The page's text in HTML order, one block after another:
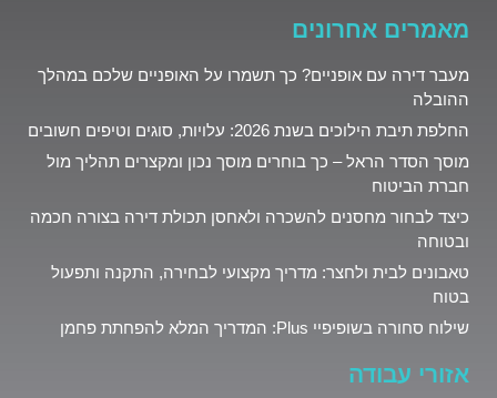
מאמרים אחרונים
מעבר דירה עם אופניים? כך תשמרו על האופניים שלכם במהלך
ההובלה
החלפת תיבת הילוכים בשנת 2026: עלויות, סוגים וטיפים חשובים
מוסך הסדר הראל – כך בוחרים מוסך נכון ומקצרים תהליך מול
חברת הביטוח
כיצד לבחור מחסנים להשכרה ולאחסן תכולת דירה בצורה חכמה
ובטוחה
טאבונים לבית ולחצר: מדריך מקצועי לבחירה, התקנה ותפעול
בטוח
שילוח סחורה בשופיפיי Plus: המדריך המלא להפחתת פחמן
אזורי עבודה